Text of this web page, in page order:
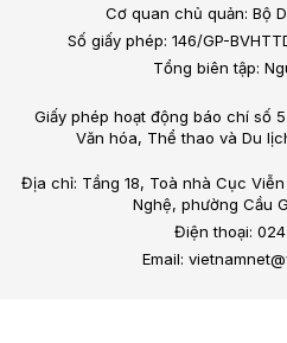
Cơ quan chủ quản: Bộ
Số giấy phép: 146/GP-
Tổng biên tập:
Giấy phép hoạt động báo chí số
Văn hóa, Thể thao và Du
Địa chỉ: Tầng 18, Toà nhà Cục
Nghệ, phường Cầu
Điện thoại:
Email: